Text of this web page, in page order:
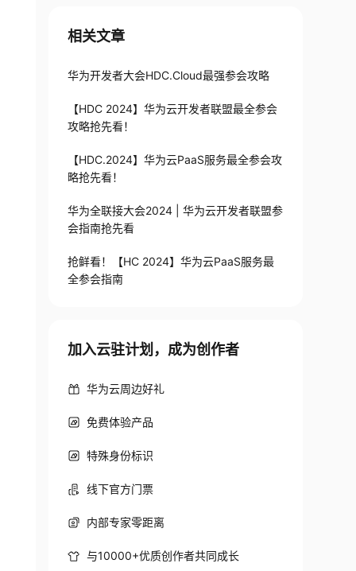
相关文章
华为开发者大会HDC.Cloud最强参会攻略
【HDC 2024】华为云开发者联盟最全参会
攻略抢先看！
【HDC.2024】华为云PaaS服务最全参会攻
略抢先看！
华为全联接大会2024 | 华为云开发者联盟参
会指南抢先看
抢鲜看！【HC 2024】华为云PaaS服务最
全参会指南
加入云驻计划，成为创作者
华为云周边好礼
免费体验产品
特殊身份标识
线下官方门票
内部专家零距离
与10000+优质创作者共同成长